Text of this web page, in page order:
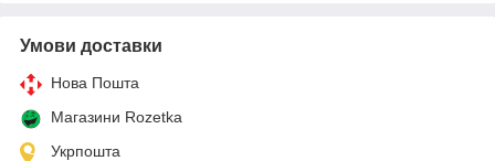
Умови доставки
Нова Пошта
Магазини Rozetka
Укрпошта